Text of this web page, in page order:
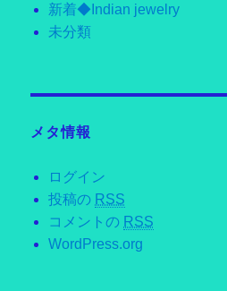
新着◆Indian jewelry
未分類
メタ情報
ログイン
投稿の RSS
コメントの RSS
WordPress.org